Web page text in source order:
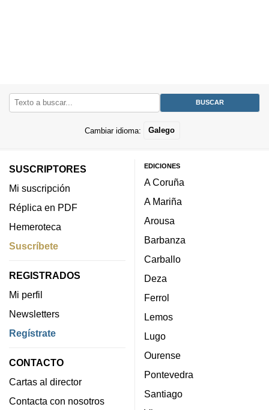
Cambiar idioma: Galego
SUSCRIPTORES
Mi suscripción
Réplica en PDF
Hemeroteca
Suscríbete
REGISTRADOS
Mi perfil
Newsletters
Regístrate
CONTACTO
Cartas al director
Contacta con nosotros
EDICIONES
A Coruña
A Mariña
Arousa
Barbanza
Carballo
Deza
Ferrol
Lemos
Lugo
Ourense
Pontevedra
Santiago